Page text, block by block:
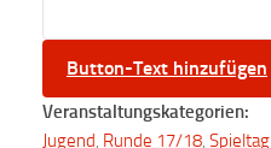
Button-Text hinzufügen
Veranstaltungskategorien:
Jugend Runde 17/18 Spieltag